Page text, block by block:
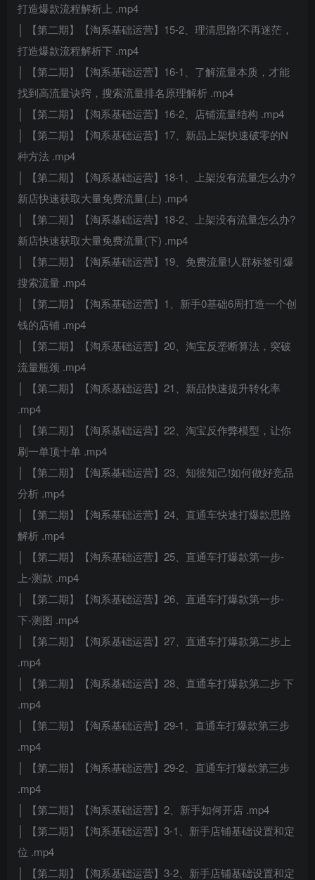
打造爆款流程解析上 .mp4
│ 【第二期】【淘系基础运营】15-2、理清思路!不再迷茫，
打造爆款流程解析下 .mp4
│ 【第二期】【淘系基础运营】16-1、了解流量本质，才能
找到高流量诀窍，搜索流量排名原理解析 .mp4
│ 【第二期】【淘系基础运营】16-2、店铺流量结构 .mp4
│ 【第二期】【淘系基础运营】17、新品上架快速破零的N
种方法 .mp4
│ 【第二期】【淘系基础运营】18-1、上架没有流量怎么办?
新店快速获取大量免费流量(上) .mp4
│ 【第二期】【淘系基础运营】18-2、上架没有流量怎么办?
新店快速获取大量免费流量(下) .mp4
│ 【第二期】【淘系基础运营】19、免费流量!人群标签引爆
搜索流量 .mp4
│ 【第二期】【淘系基础运营】1、新手0基础6周打造一个创
钱的店铺 .mp4
│ 【第二期】【淘系基础运营】20、淘宝反垄断算法，突破
流量瓶颈 .mp4
│ 【第二期】【淘系基础运营】21、新品快速提升转化率
.mp4
│ 【第二期】【淘系基础运营】22、淘宝反作弊模型，让你
刷一单顶十单 .mp4
│ 【第二期】【淘系基础运营】23、知彼知己!如何做好竞品
分析 .mp4
│ 【第二期】【淘系基础运营】24、直通车快速打爆款思路
解析 .mp4
│ 【第二期】【淘系基础运营】25、直通车打爆款第一步-
上-测款 .mp4
│ 【第二期】【淘系基础运营】26、直通车打爆款第一步-
下-测图 .mp4
│ 【第二期】【淘系基础运营】27、直通车打爆款第二步上
.mp4
│ 【第二期】【淘系基础运营】28、直通车打爆款第二步 下
.mp4
│ 【第二期】【淘系基础运营】29-1、直通车打爆款第三步
.mp4
│ 【第二期】【淘系基础运营】29-2、直通车打爆款第三步
.mp4
│ 【第二期】【淘系基础运营】2、新手如何开店 .mp4
│ 【第二期】【淘系基础运营】3-1、新手店铺基础设置和定
位 .mp4
│ 【第二期】【淘系基础运营】3-2、新手店铺基础设置和定